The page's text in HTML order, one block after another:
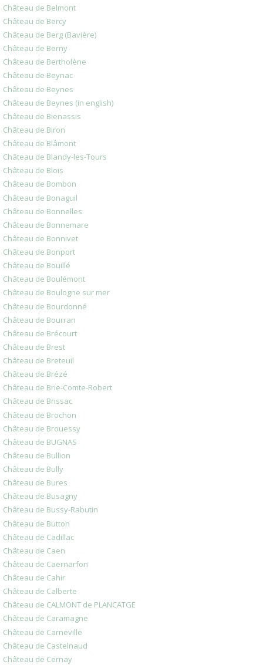
Château de Belmont
Château de Bercy
Château de Berg (Bavière)
Château de Berny
Château de Bertholène
Château de Beynac
Château de Beynes
Château de Beynes (in english)
Château de Bienassis
Château de Biron
Château de Blâmont
Château de Blandy-les-Tours
Château de Blois
Château de Bombon
Château de Bonaguil
Château de Bonnelles
Château de Bonnemare
Château de Bonnivet
Château de Bonport
Château de Bouillé
Château de Boulémont
Château de Boulogne sur mer
Château de Bourdonné
Château de Bourran
Château de Brécourt
Château de Brest
Château de Breteuil
Château de Brézé
Château de Brie-Comte-Robert
Château de Brissac
Château de Brochon
Château de Brouessy
Château de BUGNAS
Château de Bullion
Château de Bully
Château de Bures
Château de Busagny
Château de Bussy-Rabutin
Château de Button
Château de Cadillac
Château de Caen
Château de Caernarfon
Château de Cahir
Château de Calberte
Château de CALMONT de PLANCATGE
Château de Caramagne
Château de Carneville
Château de Castelnaud
Château de Cernay